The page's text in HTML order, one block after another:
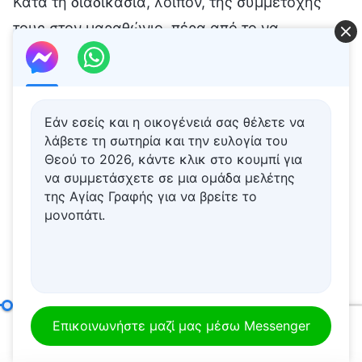
Εάν εσείς και η οικογένειά σας θέλετε να
λάβετε τη σωτηρία και την ευλογία του
Θεού το 2026, κάντε κλικ στο κουμπί για
να συμμετάσχετε σε μια ομάδα μελέτης
της Αγίας Γραφής για να βρείτε το
μονοπάτι.
Επικοινωνήστε μαζί μας μέσω MessengerΜέρος τρίτο